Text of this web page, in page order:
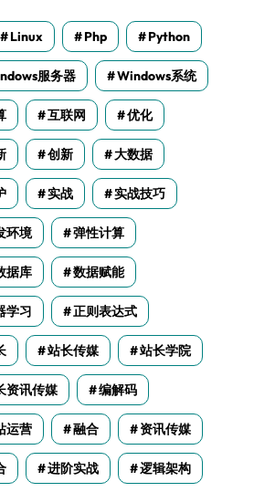
Linux Php Python
服务器 Windows系统
互联网 优化
创新 大数据
实战 实战技巧
环境 弹性计算
据库 数据赋能
学习 正则表达式
站长传媒 站长学院
资讯传媒 编解码
运营 融合 资讯传媒
进阶实战 逻辑架构